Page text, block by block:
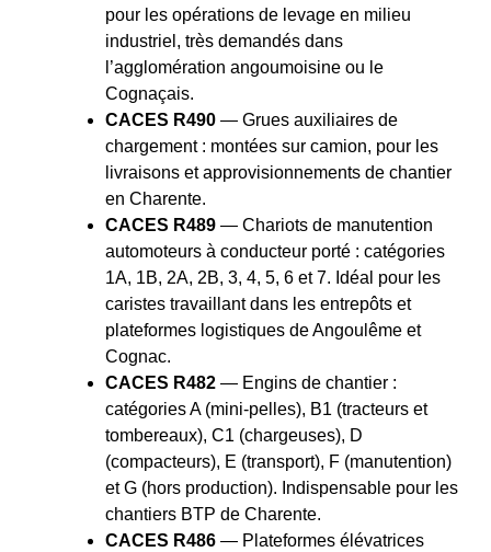
pour les opérations de levage en milieu
industriel, très demandés dans
l’agglomération angoumoisine ou le
Cognaçais.
CACES R490 — Grues auxiliaires de
chargement : montées sur camion, pour les
livraisons et approvisionnements de chantier
en Charente.
CACES R489 — Chariots de manutention
automoteurs à conducteur porté : catégories
1A, 1B, 2A, 2B, 3, 4, 5, 6 et 7. Idéal pour les
caristes travaillant dans les entrepôts et
plateformes logistiques de Angoulême et
Cognac.
CACES R482 — Engins de chantier :
catégories A (mini-pelles), B1 (tracteurs et
tombereaux), C1 (chargeuses), D
(compacteurs), E (transport), F (manutention)
et G (hors production). Indispensable pour les
chantiers BTP de Charente.
CACES R486 — Plateformes élévatrices